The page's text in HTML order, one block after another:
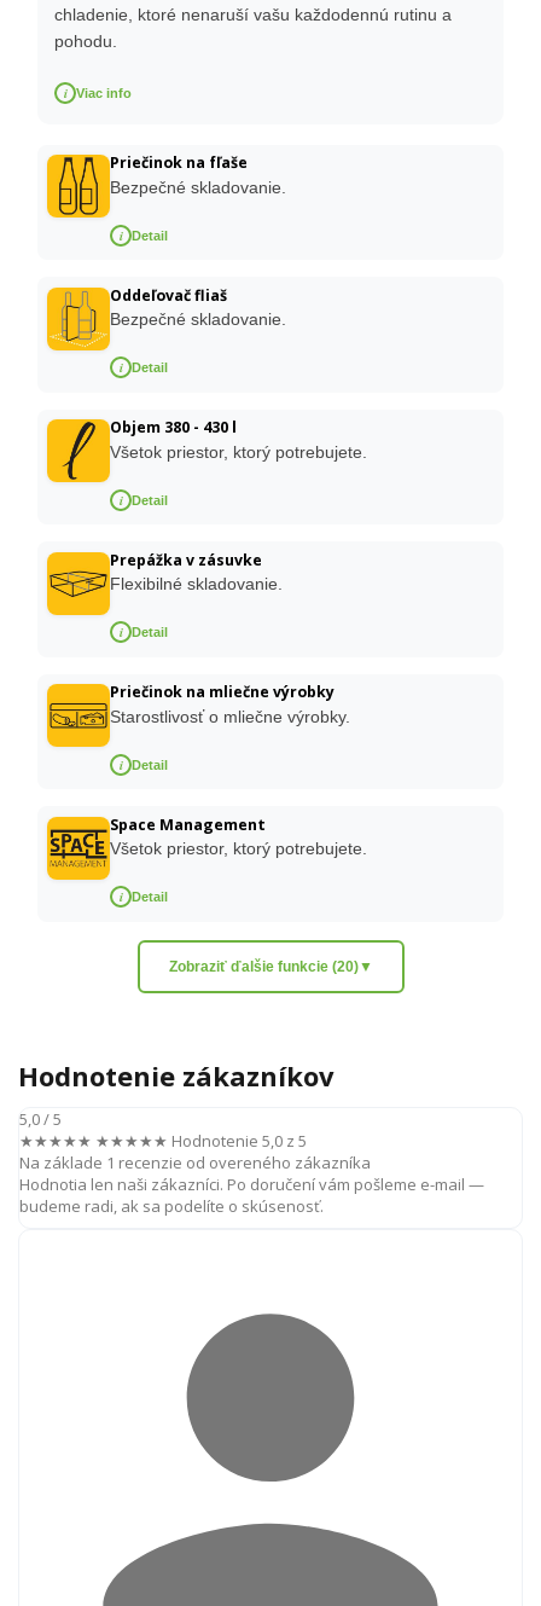
chladenie, ktoré nenaruší vašu každodennú rutinu a
pohodu.
i Viac info
Priečinok na fľaše
Bezpečné skladovanie.
i Detail
Oddeľovač fliaš
Bezpečné skladovanie.
i Detail
Objem 380 - 430 l
Všetok priestor, ktorý potrebujete.
i Detail
Prepážka v zásuvke
Flexibilné skladovanie.
i Detail
Priečinok na mliečne výrobky
Starostlivosť o mliečne výrobky.
i Detail
Space Management
Všetok priestor, ktorý potrebujete.
i Detail
Zobraziť ďalšie funkcie (20)▼
Hodnotenie zákazníkov
5,0/ 5
★★★★★ ★★★★★ Hodnotenie 5,0 z 5
Na základe 1 recenzie od overeného zákazníka
Hodnotia len naši zákazníci. Po doručení vám pošleme e-mail —
budeme radi, ak sa podelíte o skúsenosť.